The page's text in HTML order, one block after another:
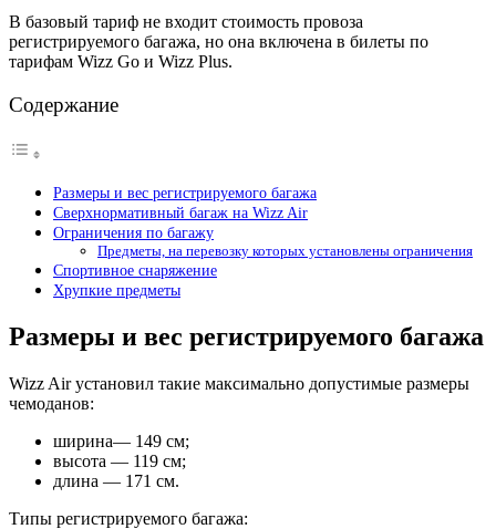
В базовый тариф не входит стоимость провоза
регистрируемого багажа, но она включена в билеты по
тарифам Wizz Go и Wizz Plus.
Содержание
Размеры и вес регистрируемого багажа
Сверхнормативный багаж на Wizz Air
Ограничения по багажу
Предметы, на перевозку которых установлены ограничения
Спортивное снаряжение
Хрупкие предметы
Размеры и вес регистрируемого багажа
Wizz Air установил такие максимально допустимые размеры
чемоданов:
ширина— 149 см;
высота — 119 см;
длина — 171 см.
Типы регистрируемого багажа: